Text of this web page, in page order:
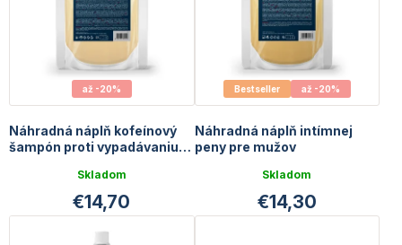
v
až -20%
Náhradná náplň kofeínový
šampón proti vypadávaniu
Skladom
€14,70
Bestseller až -20%
Náhradná náplň intímnej
peny pre mužov
Skladom
€14,30